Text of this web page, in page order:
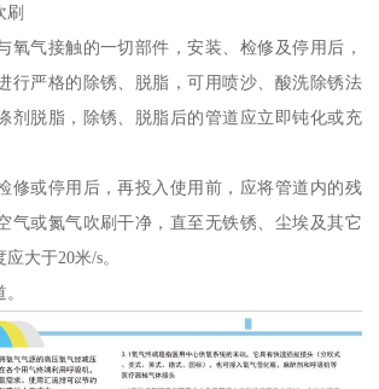
刷
氧气接触的一切部件，安装、检修及停用后，
行严格的除锈、脱脂，可用喷沙、酸洗除锈法
剂脱脂，除锈、脱脂后的管道应立即钝化或充
修或停用后，再投入使用前，应将管道内的残
气或氮气吹刷干净，直至无铁锈、尘埃及其它
大于20米/s。